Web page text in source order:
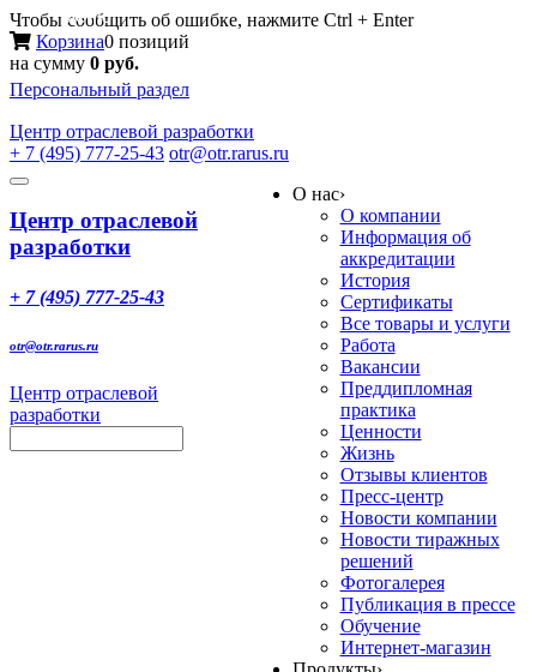
Чтобы сообщить об ошибке, нажмите Ctrl + Enter
Корзина0 позиций
на сумму 0 руб.
Персональный раздел
Центр отраслевой разработки
+ 7 (495) 777-25-43 otr@otr.rarus.ru
Toggle
Меню
Центр отраслевой
разработки
+ 7 (495) 777-25-43
otr@otr.rarus.ru
Центр отраслевой
разработки
О нас›
О компании
Информация об
аккредитации
История
Сертификаты
Все товары и услуги
Работа
Вакансии
Преддипломная
практика
Ценности
Жизнь
Отзывы клиентов
Пресс-центр
Новости компании
Новости тиражных
решений
Фотогалерея
Публикация в прессе
Обучение
Интернет-магазин